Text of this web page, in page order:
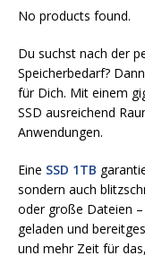
No products found.
Du suchst nach der
Speicherbedarf?
für Dich. Mit einem
SSD ausreichend
Anwendungen.
Eine SSD 1TB
sondern auch
oder große Dateien
geladen und
und mehr Zeit für